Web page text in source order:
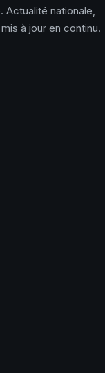
nationale,
à jour en continu.